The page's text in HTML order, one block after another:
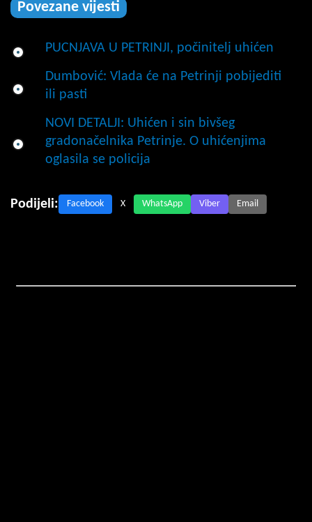
Povezane vijesti
PUCNJAVA U PETRINJI, počinitelj uhićen
Dumbović: Vlada će na Petrinji pobijediti
ili pasti
NOVI DETALJI: Uhićen i sin bivšeg
gradonačelnika Petrinje. O uhićenjima
oglasila se policija
Podijeli: Facebook X WhatsApp Viber Email